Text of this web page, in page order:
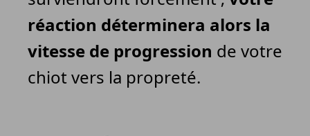
réaction déterminera alors la
vitesse de progression de votre
chiot vers la propreté.